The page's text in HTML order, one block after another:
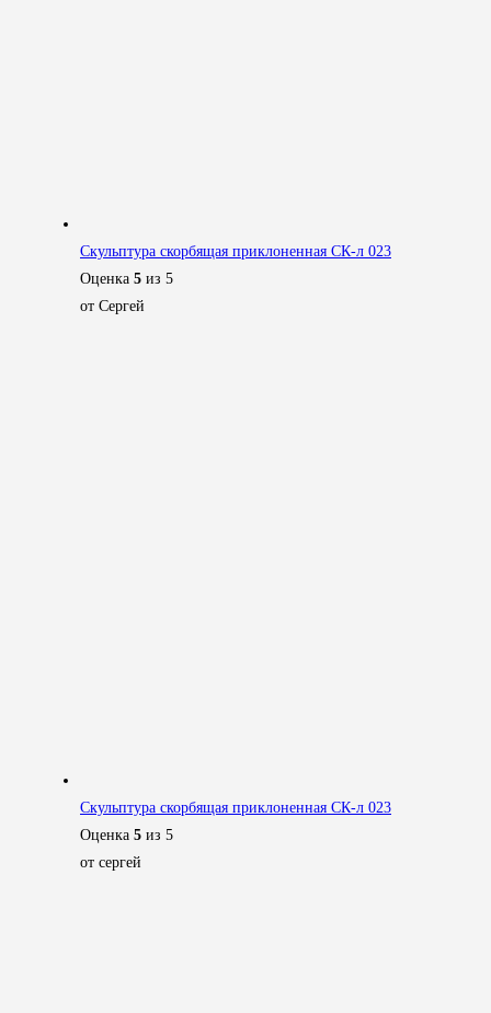
Скульптура скорбящая приклоненная СК-л 023
Оценка 5 из 5
от Сергей
Скульптура скорбящая приклоненная СК-л 023
Оценка 5 из 5
от сергей